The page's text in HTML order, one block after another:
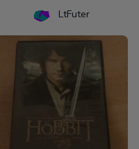
LtFuter